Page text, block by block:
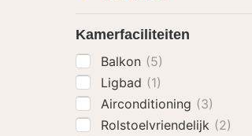
Kamerfaciliteiten
Balkon (5)
Ligbad (1)
Airconditioning (3)
Rolstoelvriendelijk (2)